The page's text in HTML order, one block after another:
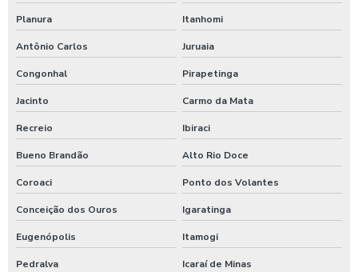
Planura Itanhomi
Antônio Carlos Juruaia
Congonhal Pirapetinga
Jacinto Carmo da Mata
Recreio Ibiraci
Bueno Brandão Alto Rio Doce
Coroaci Ponto dos Volantes
Conceição dos Ouros Igaratinga
Eugenópolis Itamogi
Pedralva Icaraí de Minas